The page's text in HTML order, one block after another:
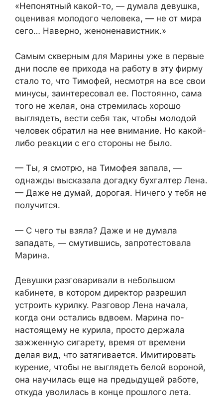
«Непонятный какой-то, — думала девушка,
оценивая молодого человека, — не от мира
сего… Наверно, женоненавистник.»
Самым скверным для Марины уже в первые
дни после ее прихода на работу в эту фирму
стало то, что Тимофей, несмотря на все свои
минусы, заинтересовал ее. Постоянно, сама
того не желая, она стремилась хорошо
выглядеть, вести себя так, чтобы молодой
человек обратил на нее внимание. Но какой-
либо реакции с его стороны не было.
— Ты, я смотрю, на Тимофея запала, —
однажды высказала догадку бухгалтер Лена.
— Даже не думай, дорогая. Ничего у тебя не
получится.
— С чего ты взяла? Даже и не думала
западать, — смутившись, запротестовала
Марина.
Девушки разговаривали в небольшом
кабинете, в котором директор разрешил
устроить курилку. Разговор Лена начала,
когда они остались вдвоем. Марина по-
настоящему не курила, просто держала
зажженную сигарету, время от времени
делая вид, что затягивается. Имитировать
курение, чтобы не выглядеть белой вороной,
она научилась еще на предыдущей работе,
откуда уволилась в конце прошлого лета.